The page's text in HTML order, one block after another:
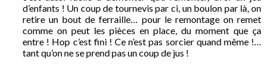
d’enfants ! Un coup de tournevis par ci, un boulon par là, on
retire un bout de ferraille… pour le remontage on remet
comme on peut les pièces en place, du moment que ça
entre ! Hop c’est fini ! Ce n’est pas sorcier quand même !…
tant qu’on ne se prend pas un coup de jus !